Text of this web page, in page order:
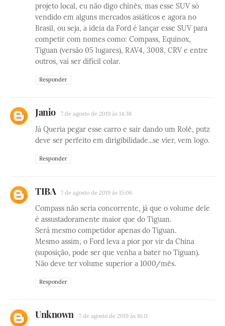
projeto local, eu não digo chinês, mas esse SUV só
vendido em alguns mercados asiáticos e agora no
Brasil, ou seja, a ideia da Ford é lançar esse SUV para
competir com nomes como: Compass, Equinox,
Tiguan (versão 05 lugares), RAV4, 3008, CRV e entre
outros, vai ser difícil colar.
Responder
Janio 7 de agosto de 2019 às 14:38
Já Queria pegar esse carro e sair dando um Rolê, putz
deve ser perfeito em dirigibilidade...se vier, vem logo.
Responder
TIBA 7 de agosto de 2019 às 15:06
Compass não seria concorrente, já que o volume dele
é assustadoramente maior que do Tiguan.
Será mesmo competidor apenas do Tiguan.
Mesmo assim, o Ford leva a pior por vir da China
(suposição, pode ser que venha a bater no Tiguan).
Não deve ter volume superior a 1000/mês.
Responder
Unknown 7 de agosto de 2019 às 16:11